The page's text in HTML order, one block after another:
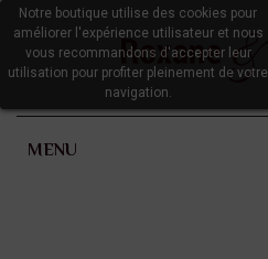
Notre boutique utilise des cookies pour
améliorer l'expérience utilisateur et nous
vous recommandons d'accepter leur
utilisation pour profiter pleinement de votre
navigation.
MENU